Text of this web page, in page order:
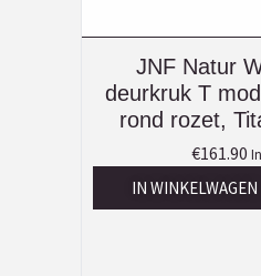
JNF Natur
deurkruk T
rond rozet,
€161.90
IN WINKELWAGEN